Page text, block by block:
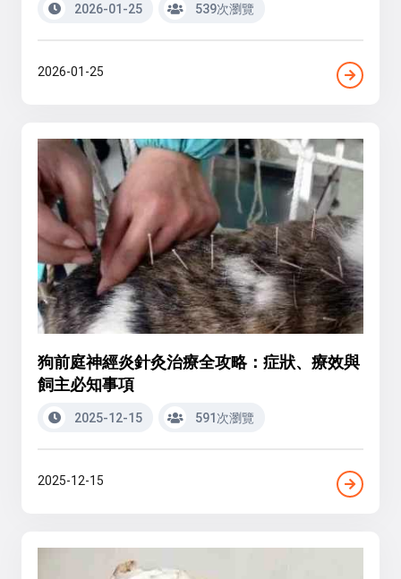
2026-01-25 539次瀏覽
2026-01-25
狗前庭神經炎針灸治療全攻略：症狀、療效與
飼主必知事項
2025-12-15 591次瀏覽
2025-12-15